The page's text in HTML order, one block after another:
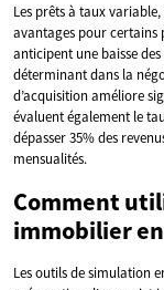
Les prêts à taux
avantages pour certains
anticipent une baisse
déterminant dans la
d’acquisition améliore
évaluent également le
dépasser 35% des
mensualités.
Comment
immobilier
Les outils de simulation